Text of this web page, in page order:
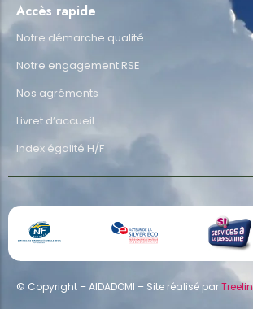
Accès rapide
Notre démarche qualité
Notre engagement RSE
Nos agréments
Livret d’accueil
Index égalité H/F
© Copyright – AIDADOMI – Site réalisé par